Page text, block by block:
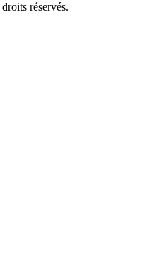
réservés.